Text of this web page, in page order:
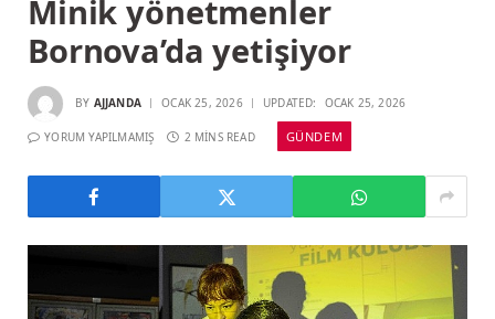
Minik yönetmenler
Bornova’da yetişiyor
BY AJJANDA OCAK 25, 2026 UPDATED: OCAK 25, 2026
YORUM YAPILMAMIŞ 2 MINS READ GÜNDEM